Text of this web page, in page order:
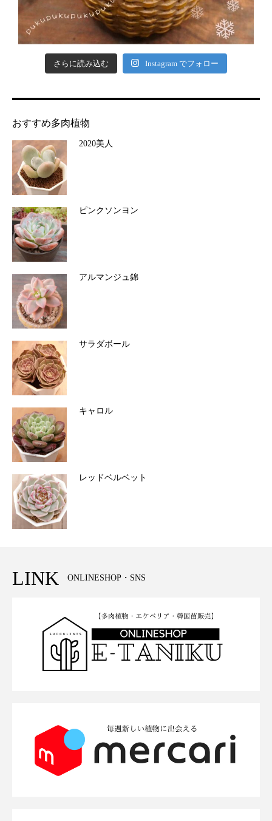
さらに読み込む Instagram でフォロー
おすすめ多肉植物
2020美人
ピンクソンヨン
アルマンジュ錦
サラダボール
キャロル
レッドベルベット
LINK ONLINESHOP・SNS